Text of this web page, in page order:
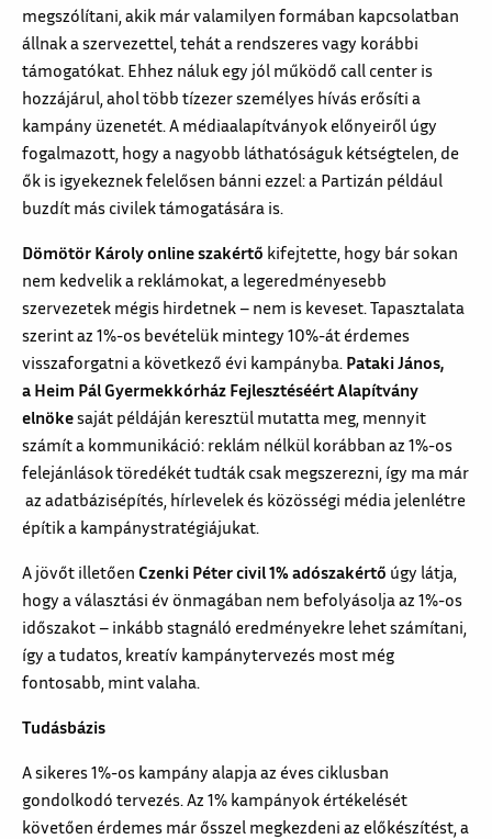
megszólítani, akik már valamilyen formában kapcsolatban
állnak a szervezettel, tehát a rendszeres vagy korábbi
támogatókat. Ehhez náluk egy jól működő call center is
hozzájárul, ahol több tízezer személyes hívás erősíti a
kampány üzenetét. A médiaalapítványok előnyeiről úgy
fogalmazott, hogy a nagyobb láthatóságuk kétségtelen, de
ők is igyekeznek felelősen bánni ezzel: a Partizán például
buzdít más civilek támogatására is.
Dömötör Károly online szakértő kifejtette, hogy bár sokan
nem kedvelik a reklámokat, a legeredményesebb
szervezetek mégis hirdetnek – nem is keveset. Tapasztalata
szerint az 1%-os bevételük mintegy 10%-át érdemes
visszaforgatni a következő évi kampányba. Pataki János,
a Heim Pál Gyermekkórház Fejlesztéséért Alapítvány
elnökesaját példáján keresztül mutatta meg, mennyit
számít a kommunikáció: reklám nélkül korábban az 1%-os
felejánlások töredékét tudták csak megszerezni, így ma már
az adatbázisépítés, hírlevelek és közösségi média jelenlétre
építik a kampánystratégiájukat.
A jövőt illetően Czenki Péter civil 1% adószakértő úgy látja,
hogy a választási év önmagában nem befolyásolja az 1%-os
időszakot – inkább stagnáló eredményekre lehet számítani,
így a tudatos, kreatív kampánytervezés most még
fontosabb, mint valaha.
Tudásbázis
A sikeres 1%-os kampány alapja az éves ciklusban
gondolkodó tervezés. Az 1% kampányok értékelését
követően érdemes már ősszel megkezdeni az előkészítést, a